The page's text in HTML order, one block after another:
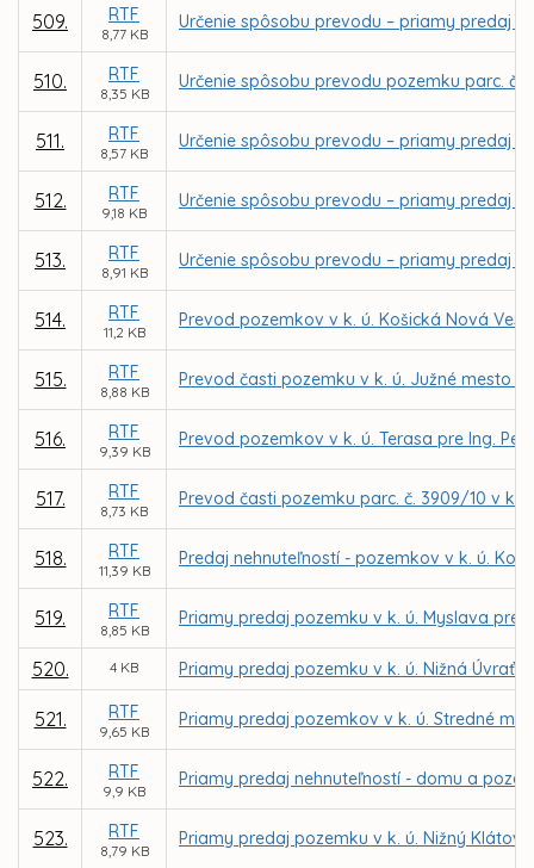
509. RTF
8,77 KB
Určenie spôsobu prevodu – priamy predaj
510. RTF
8,35 KB
Určenie spôsobu prevodu pozemku parc. č.
511. RTF
8,57 KB
Určenie spôsobu prevodu – priamy predaj
512. RTF
9,18 KB
Určenie spôsobu prevodu – priamy predaj
513. RTF
8,91 KB
Určenie spôsobu prevodu – priamy predaj
514. RTF
11,2 KB
Prevod pozemkov v k. ú. Košická Nová
515. RTF
8,88 KB
Prevod časti pozemku v k. ú. Južné mesto
516. RTF
9,39 KB
Prevod pozemkov v k. ú. Terasa pre Ing.
517. RTF
8,73 KB
Prevod časti pozemku parc. č. 3909/10 v k.
518. RTF
11,39 KB
Predaj nehnuteľností - pozemkov v k. ú.
519. RTF
8,85 KB
Priamy predaj pozemku v k. ú. Myslava pre
520. 4 KB Priamy predaj pozemku v k. ú. Nižná Úvrať
521. RTF
9,65 KB
Priamy predaj pozemkov v k. ú. Stredné
522. RTF
9,9 KB
Priamy predaj nehnuteľností - domu a
523. RTF
8,79 KB
Priamy predaj pozemku v k. ú. Nižný